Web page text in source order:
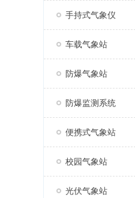
手持式气象仪
车载气象站
防爆气象站
防爆监测系统
便携式气象站
校园气象站
光伏气象站